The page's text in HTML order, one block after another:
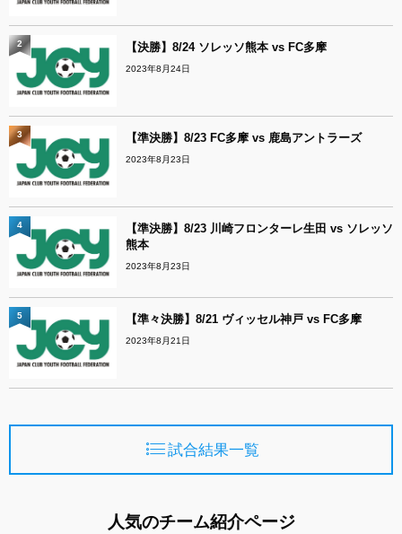
【決勝】8/24 ソレッソ熊本 vs FC多摩
2023年8月24日
2
【準決勝】8/23 FC多摩 vs 鹿島アントラーズ
2023年8月23日
3
【準決勝】8/23 川崎フロンターレ生田 vs ソレッソ
熊本
2023年8月23日
4
【準々決勝】8/21 ヴィッセル神戸 vs FC多摩
2023年8月21日
5
試合結果一覧
人気のチーム紹介ページ